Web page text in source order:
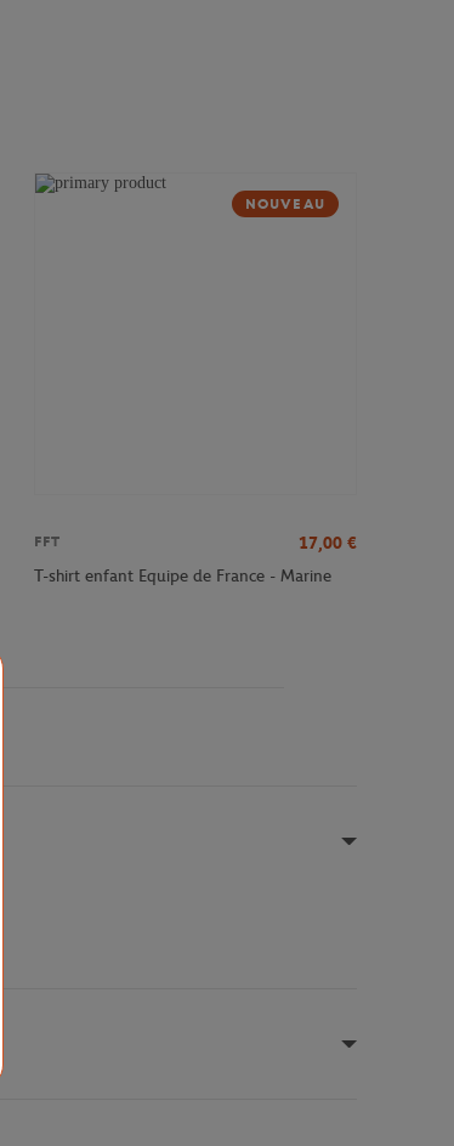
NOUVEAU
FFT 17,00 €
T-shirt enfant Equipe de France - Marine